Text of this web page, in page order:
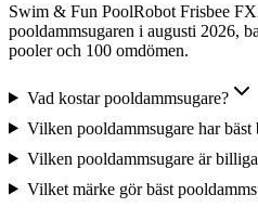
Swim & Fun PoolRobot Frisbee
pooldammsugaren i augusti 2026,
pooler och 100 omdömen.
Vad kostar pooldammsugare?
Vilken pooldammsugare har bäst
Vilken pooldammsugare är
Vilket märke gör bäst